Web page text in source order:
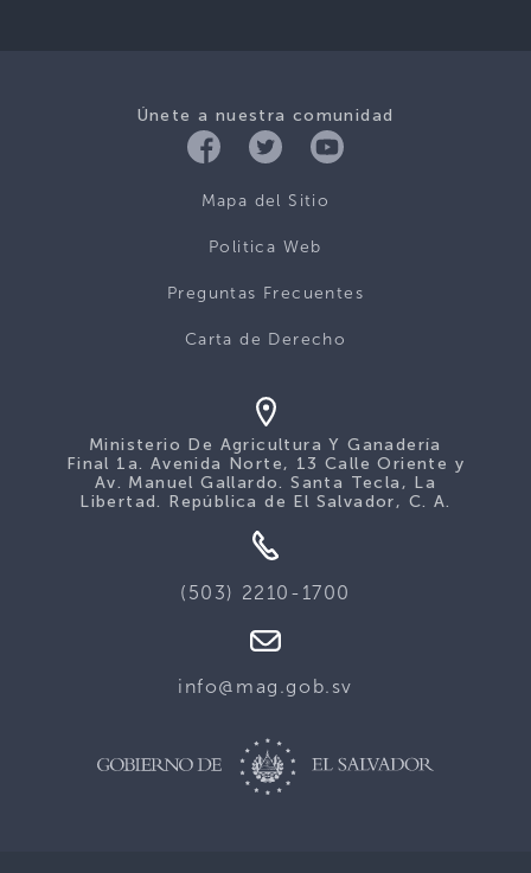
Únete a nuestra comunidad
Mapa del Sitio
Politica Web
Preguntas Frecuentes
Carta de Derecho
Ministerio De Agricultura Y Ganadería
Final 1a. Avenida Norte, 13 Calle Oriente y
Av. Manuel Gallardo. Santa Tecla, La
Libertad. República de El Salvador, C. A.
(503) 2210-1700
info@mag.gob.sv